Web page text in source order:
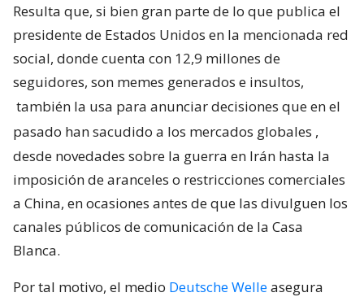
Resulta que, si bien gran parte de lo que publica el
presidente de Estados Unidos en la mencionada red
social, donde cuenta con 12,9 millones de
seguidores, son memes generados e insultos,
también la usa para anunciar decisiones que en el
pasado han sacudido a los mercados globales ,
desde novedades sobre la guerra en Irán hasta la
imposición de aranceles o restricciones comerciales
a China, en ocasiones antes de que las divulguen los
canales públicos de comunicación de la Casa
Blanca.
Por tal motivo, el medio Deutsche Welleasegura